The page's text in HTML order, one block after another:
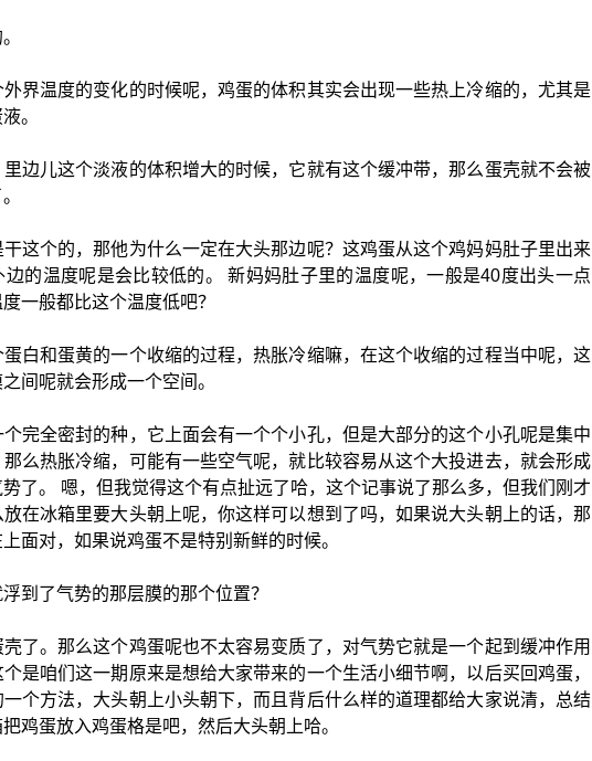
界温度的变化的时候呢，鸡蛋的体积其实会出现一些热上冷缩的，尤其是
。
边儿这个淡液的体积增大的时候，它就有这个缓冲带，那么蛋壳就不会被
这个的，那他为什么一定在大头那边呢？这鸡蛋从这个鸡妈妈肚子里出来
边的温度呢是会比较低的。 新妈妈肚子里的温度呢，一般是40度出头一点
一般都比这个温度低吧？
白和蛋黄的一个收缩的过程，热胀冷缩嘛，在这个收缩的过程当中呢，这
间呢就会形成一个空间。
完全密封的种，它上面会有一个个小孔，但是大部分的这个小孔呢是集中
么热胀冷缩，可能有一些空气呢，就比较容易从这个大投进去，就会形成
了。 嗯，但我觉得这个有点扯远了哈，这个记事说了那么多，但我们刚才
在冰箱里要大头朝上呢，你这样可以想到了吗，如果说大头朝上的话，那
面对，如果说鸡蛋不是特别新鲜的时候。
到了气势的那层膜的那个位置？
了。那么这个鸡蛋呢也不太容易变质了，对气势它就是一个起到缓冲作用
是咱们这一期原来是想给大家带来的一个生活小细节啊，以后买回鸡蛋，
个方法，大头朝上小头朝下，而且背后什么样的道理都给大家说清，总结
鸡蛋放入鸡蛋格是吧，然后大头朝上哈。